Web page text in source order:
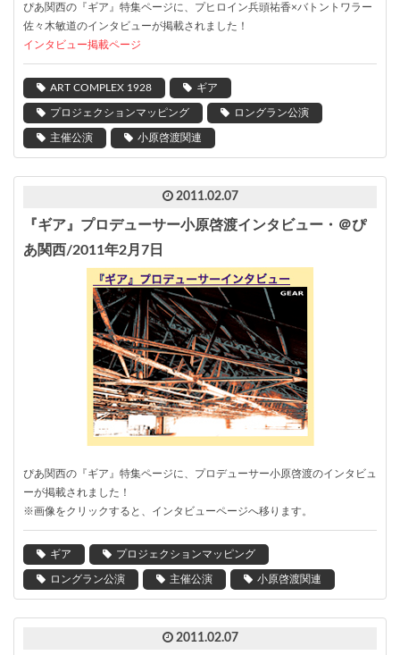
ぴあ関西の『ギア』特集ページに、プヒロイン兵頭祐香×バトントワラー
佐々木敏道のインタビューが掲載されました！
インタビュー掲載ページ
ART COMPLEX 1928 ギア
プロジェクションマッピング ロングラン公演
主催公演 小原啓渡関連
2011.02.07
『ギア』プロデューサー小原啓渡インタビュー・＠ぴ
あ関西/2011年2月7日
ぴあ関西の『ギア』特集ページに、プロデューサー小原啓渡のインタビュ
ーが掲載されました！
※画像をクリックすると、インタビューページへ移ります。
ギア プロジェクションマッピング
ロングラン公演 主催公演 小原啓渡関連
2011.02.07